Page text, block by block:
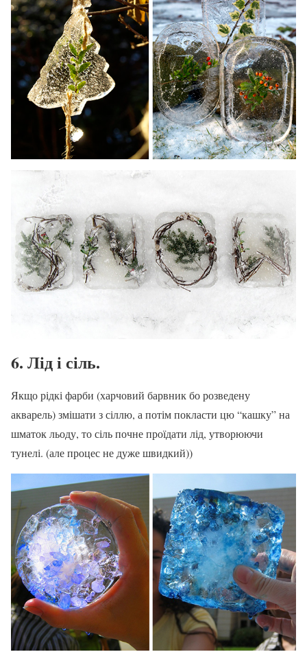
6. Лід і сіль.
Якщо рідкі фарби (харчовий барвник бо розведену
акварель) змішати з сіллю, а потім покласти цю “кашку” на
шматок льоду, то сіль почне проїдати лід, утворюючи
тунелі. (але процес не дуже швидкий))